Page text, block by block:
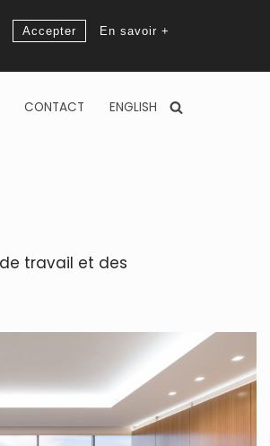
Accepter En savoir +
CONTACT ENGLISH
travail et des